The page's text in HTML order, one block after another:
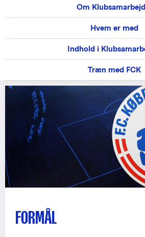
Om
Hvem er med
Indhold i
Træn med FCK
FORMÅL